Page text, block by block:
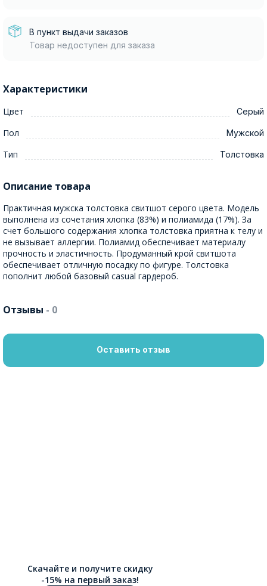
В пункт выдачи заказов
Товар недоступен для заказа
Характеристики
Цвет Серый
Пол Мужской
Тип Толстовка
Описание товара
Практичная мужска толстовка свитшот серого цвета. Модель
выполнена из сочетания хлопка (83%) и полиамида (17%). За
счет большого содержания хлопка толстовка приятна к телу и
не вызывает аллергии. Полиамид обеспечивает материалу
прочность и эластичность. Продуманный крой свитшота
обеспечивает отличную посадку по фигуре. Толстовка
пополнит любой базовый casual гардероб.
Отзывы - 0
Оставить отзыв
Скачайте и получите скидку
-15% на первый заказ!